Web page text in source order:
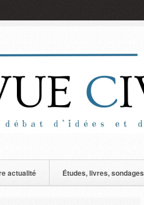
actualité Études, livres, sondages